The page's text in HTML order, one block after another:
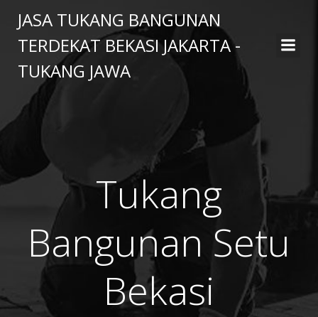
to
content
JASA TUKANG BANGUNAN
TERDEKAT BEKASI JAKARTA -
TUKANG JAWA
Tukang
Bangunan Setu
Bekasi